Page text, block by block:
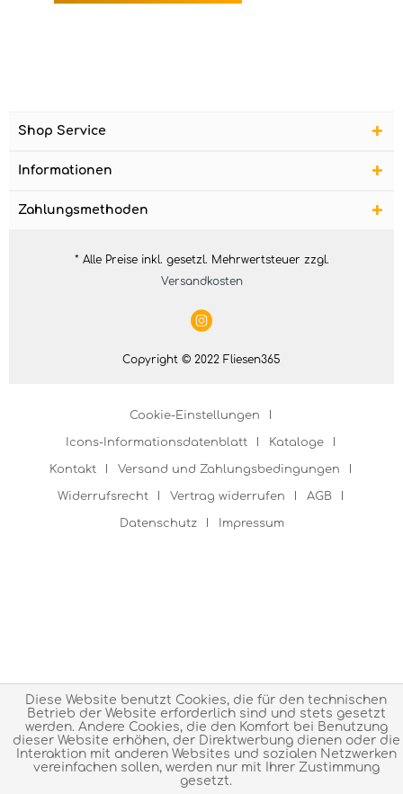
Shop Service
Informationen
Zahlungsmethoden
* Alle Preise inkl. gesetzl. Mehrwertsteuer zzgl.
Versandkosten
Copyright © 2022 Fliesen365
Cookie-Einstellungen
Icons-Informationsdatenblatt Kataloge
Kontakt Versand und Zahlungsbedingungen
Widerrufsrecht Vertrag widerrufen AGB
Datenschutz Impressum
Diese Website benutzt Cookies, die für den technischen
Betrieb der Website erforderlich sind und stets gesetzt
werden. Andere Cookies, die den Komfort bei Benutzung
dieser Website erhöhen, der Direktwerbung dienen oder die
Interaktion mit anderen Websites und sozialen Netzwerken
vereinfachen sollen, werden nur mit Ihrer Zustimmung
gesetzt.